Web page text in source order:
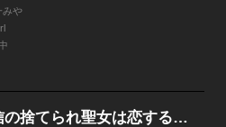
みや
人間不信の捨てられ聖女は恋する心を見ないふり 特別版